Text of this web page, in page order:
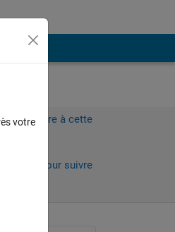
répondre à cette
vous pour suivre
votre